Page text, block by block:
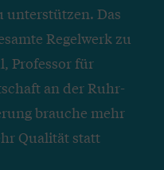
unterstützen. Das
Regelwerk zu
Professor für
an der Ruhr-
brauche mehr
Qualität statt